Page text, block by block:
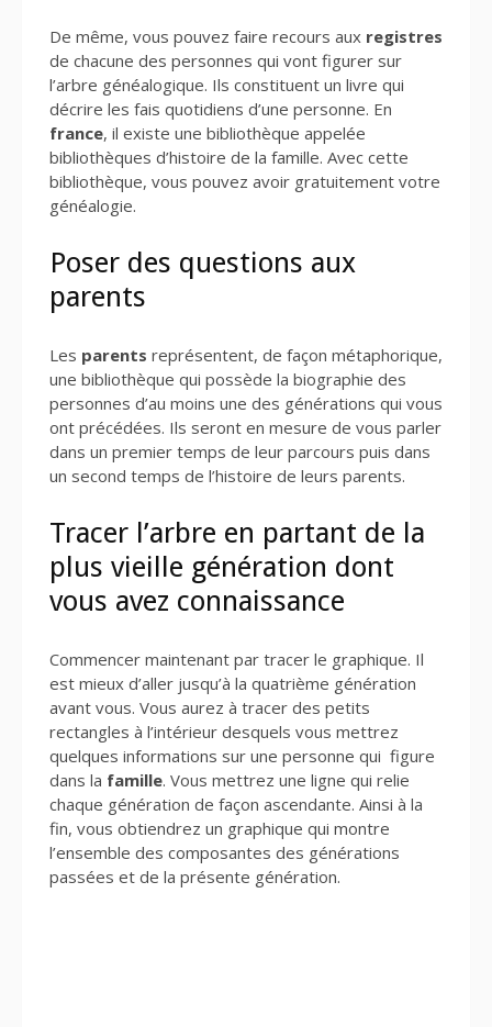
De même, vous pouvez faire recours aux registres
de chacune des personnes qui vont figurer sur
l’arbre généalogique. Ils constituent un livre qui
décrire les fais quotidiens d’une personne. En
france, il existe une bibliothèque appelée
bibliothèques d’histoire de la famille. Avec cette
bibliothèque, vous pouvez avoir gratuitement votre
généalogie.
Poser des questions aux
parents
Les parents représentent, de façon métaphorique,
une bibliothèque qui possède la biographie des
personnes d’au moins une des générations qui vous
ont précédées. Ils seront en mesure de vous parler
dans un premier temps de leur parcours puis dans
un second temps de l’histoire de leurs parents.
Tracer l’arbre en partant de la
plus vieille génération dont
vous avez connaissance
Commencer maintenant par tracer le graphique. Il
est mieux d’aller jusqu’à la quatrième génération
avant vous. Vous aurez à tracer des petits
rectangles à l’intérieur desquels vous mettrez
quelques informations sur une personne qui figure
dans la famille. Vous mettrez une ligne qui relie
chaque génération de façon ascendante. Ainsi à la
fin, vous obtiendrez un graphique qui montre
l’ensemble des composantes des générations
passées et de la présente génération.